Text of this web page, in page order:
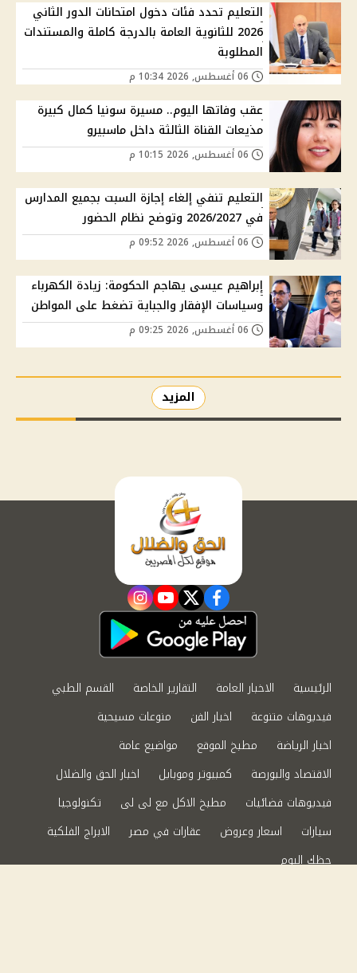
التعليم تحدد فئات دخول امتحانات الدور الثاني
2026 للثانوية العامة بالدرجة كاملة والمستندات
المطلوبة
عقب وفاتها اليوم.. مسيرة سونيا كمال كبيرة
مذيعات القناة الثالثة داخل ماسبيرو
التعليم تنفي إلغاء إجازة السبت بجميع المدارس
في 2026/2027 وتوضح نظام الحضور
إبراهيم عيسى يهاجم الحكومة: زيادة الكهرباء
وسياسات الإفقار والجباية تضغط على المواطن
المزيد
facebook
twitter
youtube
instagram
الرئيسية الاخبار العامة التقارير الخاصة
القسم الطبي
فيديوهات متنوعة
اخبار الفن
منوعات مسيحية
اخبار الرياضة
مطبخ الموقع
مواضيع عامة
الاقتصاد والبورصة
كمبيوتر وموبايل
اخبار الحق والضلال
فيديوهات فضائيات
مطبخ الاكل مع لى لى
تكنولوجيا
سيارات
اسعار وعروض عقارات في مصر
الابراج الفلكية
حظك اليوم